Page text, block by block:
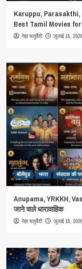
Karuppu,
Best Tamil Movies for
नेहा चतुर्वेदी जुलाई 15, 2026
बॉलीवुड भारत संपादक की
Anupama, YRKKH,
जाने वाले धारावाहिक
नेहा चतुर्वेदी जुलाई 15, 2026